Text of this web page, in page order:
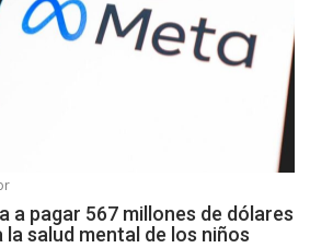
a pagar 567 millones de dólares
salud mental de los niños